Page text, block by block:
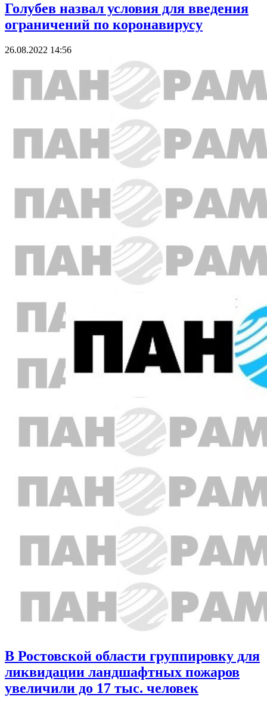
Голубев назвал условия для введения
ограничений по коронавирусу
26.08.2022 14:56
В Ростовской области группировку для
ликвидации ландшафтных пожаров
увеличили до 17 тыс. человек